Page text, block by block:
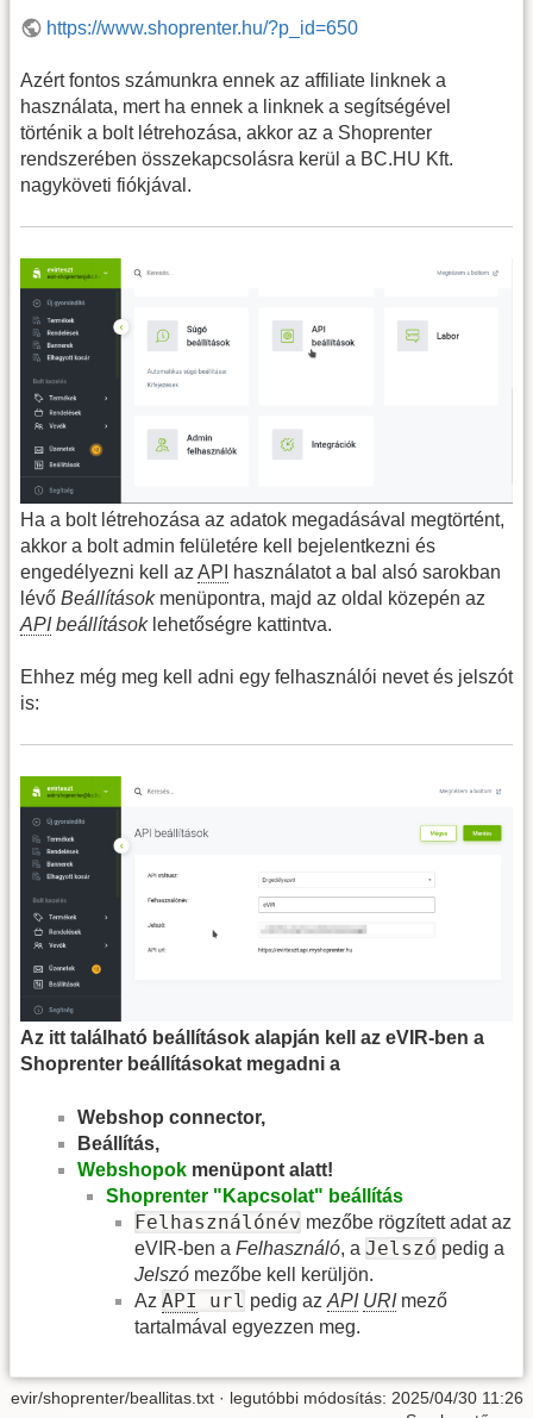
https://www.shoprenter.hu/?p_id=650
Azért fontos számunkra ennek az affiliate linknek a
használata, mert ha ennek a linknek a segítségével
történik a bolt létrehozása, akkor az a Shoprenter
rendszerében összekapcsolásra kerül a BC.HU Kft.
nagyköveti fiókjával.
Ha a bolt létrehozása az adatok megadásával megtörtént,
akkor a bolt admin felületére kell bejelentkezni és
engedélyezni kell az API
használatot a bal alsó sarokban
lévő Beállításokmenüpontra, majd az oldal közepén az
APIbeállításoklehetőségre kattintva.
Ehhez még meg kell adni egy felhasználói nevet és jelszót
is:
Az itt található beállítások alapján kell az eVIR-ben a
Shoprenter beállításokat megadni a
Webshop connector,
Beállítás,
Webshopok menüpont alatt!
Shoprenter "Kapcsolat" beállítás
Felhasználónév mezőbe rögzített adat az
eVIR-ben a Felhasználó, a Jelszó pedig a
Jelszó mezőbe kell kerüljön.
Az API url pedig az API URImező
tartalmával egyezzen meg.
evir/shoprenter/beallitas.txt · legutóbbi módosítás: 2025/04/30 11:26